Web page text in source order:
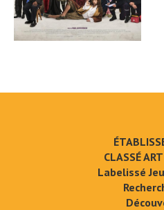
CLASSÉ
Labelissé